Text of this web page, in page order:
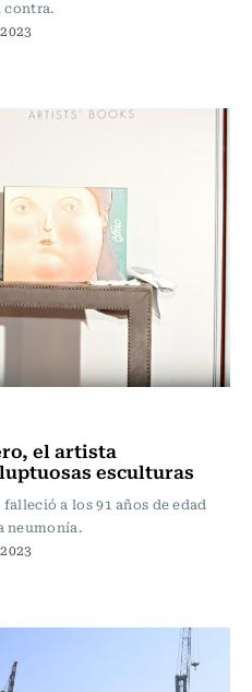
contra.
el artista
esculturas
a los 91 años de edad
neumonía.